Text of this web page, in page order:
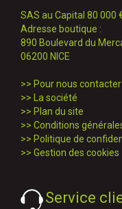
SAS au Capital 80 000
Adresse boutique :
890 Boulevard du
06200 NICE
>> Pour nous contacter
>>
La société
>> Plan du site
>> Conditions
>> Politique de
>> Gestion des cookies
Service